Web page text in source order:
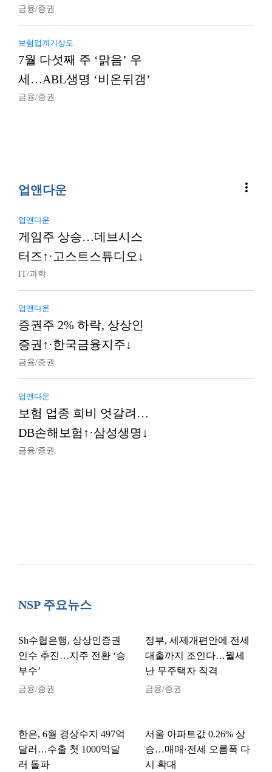
금융/증권
보험업계기상도
7월 다섯째 주 ‘맑음’ 우
세…ABL생명 ‘비온뒤갬’
금융/증권
업앤다운 more_vert
업앤다운
게임주 상승…데브시스
터즈↑·고스트스튜디오↓
IT/과학
업앤다운
증권주 2% 하락, 상상인
증권↑·한국금융지주↓
금융/증권
업앤다운
보험 업종 희비 엇갈려…
DB손해보험↑·삼성생명↓
금융/증권
NSP 주요뉴스
Sh수협은행, 상상인증권
인수 추진…지주 전환 ‘승
부수’
금융/증권
정부, 세제개편안에 전세
대출까지 조인다…월세
난 무주택자 직격
금융/증권
한은, 6월 경상수지 497억
달러…수출 첫 1000억달
러 돌파
서울 아파트값 0.26% 상
승…매매·전세 오름폭 다
시 확대